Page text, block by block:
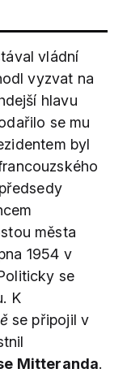
vládní
vyzvat na
hlavu
se mu
byl
města
1954 v
se
K
se připojil v
Mitteranda.